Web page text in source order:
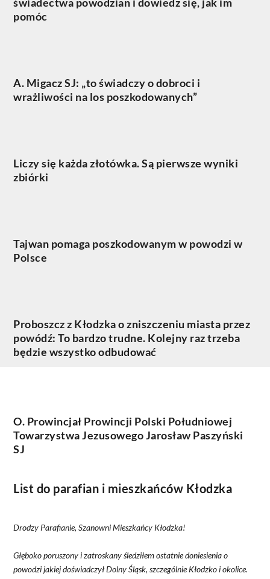
pomóc
A. Migacz SJ: „to świadczy o dobroci i
wrażliwości na los poszkodowanych”
Liczy się każda złotówka. Są pierwsze wyniki
zbiórki
Tajwan pomaga poszkodowanym w powodzi w
Polsce
Proboszcz z Kłodzka o zniszczeniu miasta przez
powódź: To bardzo trudne. Kolejny raz trzeba
będzie wszystko odbudować
O. Prowincjał Prowincji Polski Południowej
Towarzystwa Jezusowego Jarosław Paszyński
SJ
List do parafian i mieszkańców Kłodzka
Drodzy Parafianie, Szanowni Mieszkańcy Kłodzka!
Głęboko poruszony i zatroskany śledziłem ostatnie doniesienia o
powodzi jakiej doświadczył Dolny Śląsk, szczególnie Kłodzko i okolice.